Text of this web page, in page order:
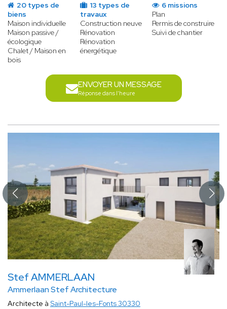
20 types de
biens
Maison individuelle
Maison passive /
écologique
Chalet / Maison en
bois
13 types de
travaux
Construction neuve
Rénovation
Rénovation
énergétique
6 missions
Plan
Permis de construire
Suivi de chantier
ENVOYER UN MESSAGE
Réponse dans l'heure
Stef AMMERLAAN
Ammerlaan Stef Architecture
Architecte à Saint-Paul-les-Fonts 30330